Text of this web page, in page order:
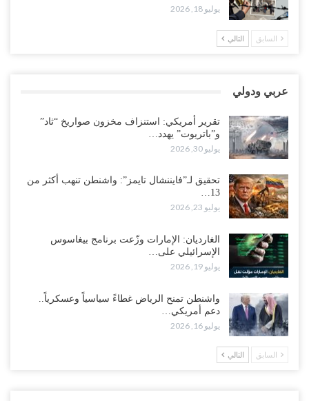
“حضرموت“| تغييرات سعودية بصفوف قيادة “درع الوطن” المتمركز
بالعبر.. هل بدأت الرياض إعادة هيكلة فصائلها بعد…
أغسطس 2, 2026
أغسطس 2, 2026
“تعز“| غضب شعبي يشلّ الخط الساحلي المخا- عدن.. هل بدأت المناطق
الاستراتيجية بالانفجار من الداخل..!
أغسطس 2, 2026
“حضرموت“| الانتقالي يناقش تشكيل لجان أهلية بأهم مناطق النفط..
وتلميحات إماراتية إلى انتقال التصعيد نحو الخيار العسكري..!
مع اختفاء وزيرة واستقالة آخر وصراع على السفارات.. أزمة المحاصصة
تعصف بحكومة عدن..!
عقب محاولة انسحابه من مطارح الريان.. المخابرات السعودية تصفي أبرز
مساعدي الحجوري..!
أغسطس 1, 2026
يوليو 18, 2026
السابق التالي
عربي ودولي
تقرير أمريكي: استنزاف مخزون صواريخ “ثاد”
و”باتريوت” يهدد…
يوليو 30, 2026
تحقيق لـ”فايننشال تايمز”: واشنطن تنهب أكثر من
13…
يوليو 23, 2026
الغارديان: الإمارات وزّعت برنامج بيغاسوس
الإسرائيلي على…
يوليو 19, 2026
واشنطن تمنح الرياض غطاءً سياسياً وعسكرياً..
دعم أمريكي…
يوليو 16, 2026
السابق التالي